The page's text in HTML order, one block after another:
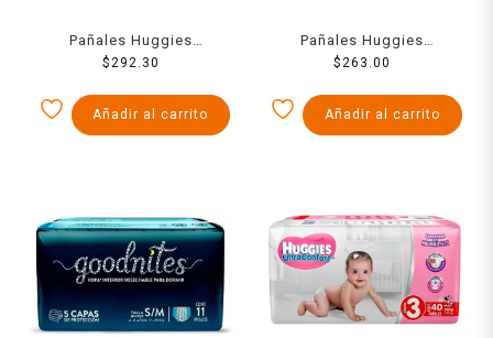
Pañales Huggies
UltraConfort etapa 5 niño
$292.30
Añadir al carrito
Pañales Huggies
UltraConfort etapa 4 niño
$263.00
Añadir al carrito